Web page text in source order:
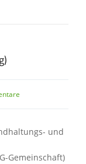
und
Gemeinschaft)